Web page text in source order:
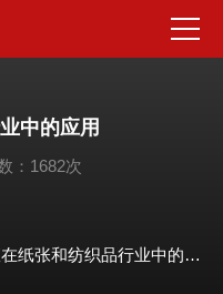
中的应用
：1682次
纸张和纺织品行业中的应用